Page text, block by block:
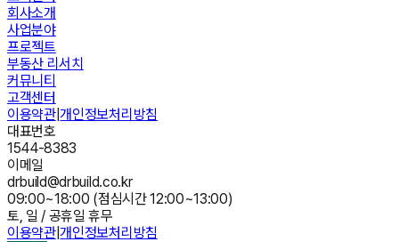
회사소개
사업분야
프로젝트
부동산 리서치
커뮤니티
고객센터
이용약관|개인정보처리방침
대표번호
1544-8383
이메일
drbuild@drbuild.co.kr
09:00~18:00 (점심시간 12:00~13:00)
토, 일 / 공휴일 휴무
이용약관|개인정보처리방침